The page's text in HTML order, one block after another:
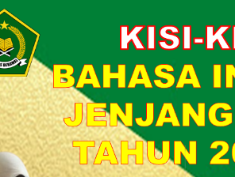
Soal US/UM Jenjang SD/MI Tahun 2026
Jenjang MI, MTs Dan MA Tahun 2026
Tugas Mandiri Dan Tugas Refleksi Modul
Tugas Mandiri Dan Tugas Refleksi Modul
Tugas Mandiri Dan Tugas Refleksi Modul